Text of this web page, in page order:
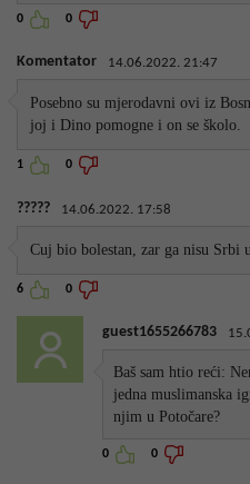
0 0
Komentator 14.06.2022. 21:47
Posebno su mjerodavni ovi iz
joj i Dino pomogne i on se školo.
1 0
????? 14.06.2022. 17:58
Cuj bio bolestan, zar ga nisu Srbi
6 0
guest1655266783
Baš sam htio reći:
jedna muslimanska
njim u Potočare?
0 0